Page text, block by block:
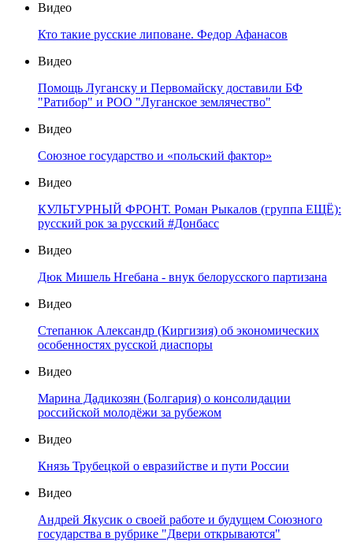
Видео
Кто такие русские липоване. Федор Афанасов
Видео
Помощь Луганску и Первомайску доставили БФ
"Ратибор" и РОО "Луганское землячество"
Видео
Союзное государство и «польский фактор»
Видео
КУЛЬТУРНЫЙ ФРОНТ. Роман Рыкалов (группа ЕЩЁ):
русский рок за русский #Донбасс
Видео
Дюк Мишель Нгебана - внук белорусского партизана
Видео
Степанюк Александр (Киргизия) об экономических
особенностях русской диаспоры
Видео
Марина Дадикозян (Болгария) о консолидации
российской молодёжи за рубежом
Видео
Князь Трубецкой о евразийстве и пути России
Видео
Андрей Якусик о своей работе и будущем Союзного
государства в рубрике "Двери открываются"